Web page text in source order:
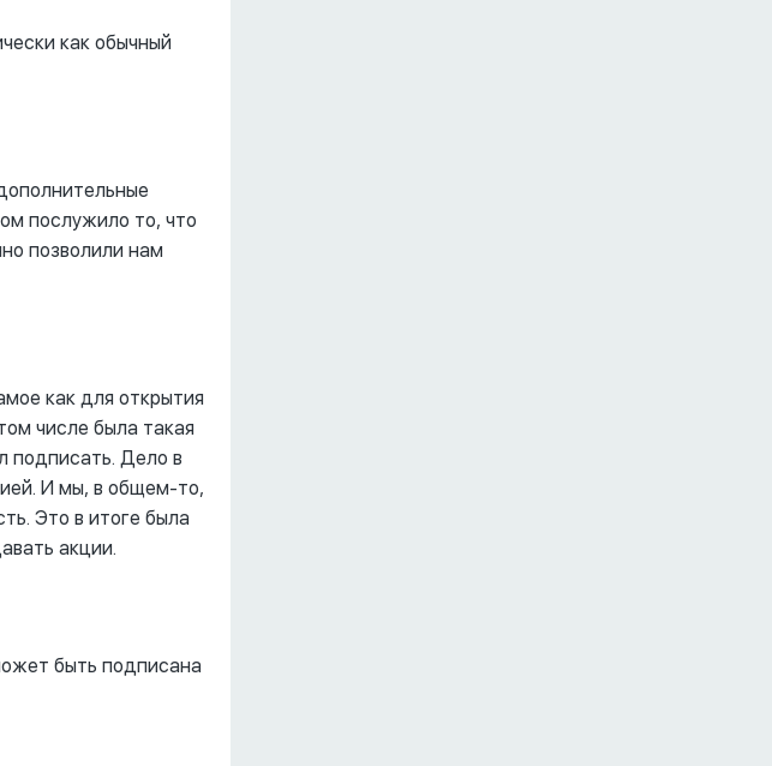
как обычный
послужило то, что
позволили нам
как для открытия
числе была такая
подписать. Дело в
И мы, в общем-то,
Это в итоге была
акции.
быть подписана